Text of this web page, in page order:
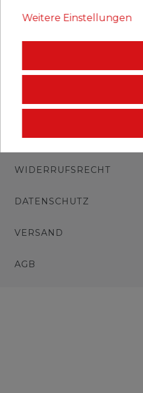
IMPRESSUM
WIDERRUFSRECHT
DATENSCHUTZ
VERSAND
AGB
Weitere Einstellungen